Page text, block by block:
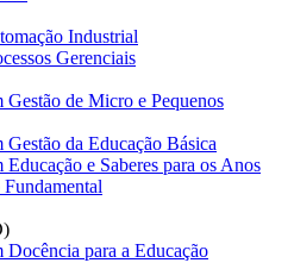
Industrial
Gerenciais
Gestão de Micro e Pequenos
Gestão da Educação Básica
Educação e Saberes para os Anos
Docência para a Educação